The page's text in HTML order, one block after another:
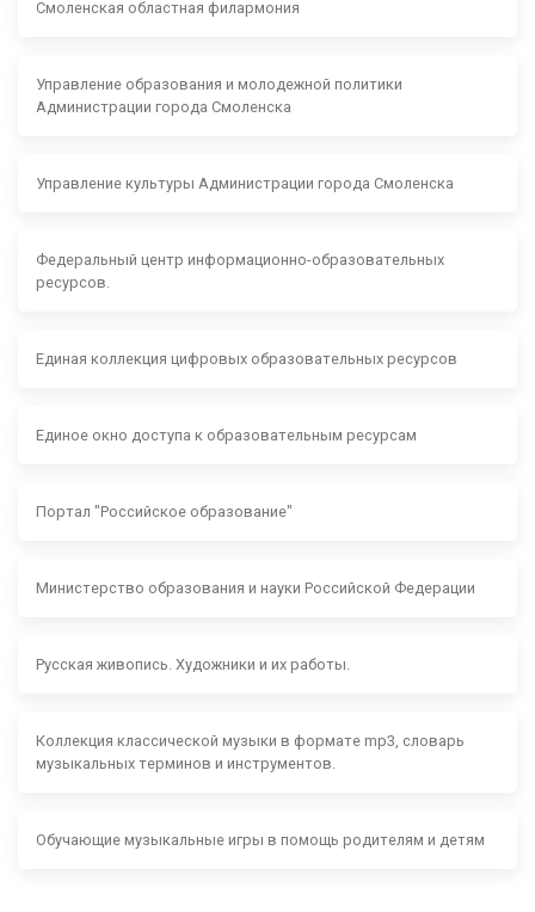
Смоленская областная филармония
Управление образования и молодежной политики
Администрации города Смоленска
Управление культуры Администрации города Смоленска
Федеральный центр информационно-образовательных
ресурсов.
Единая коллекция цифровых образовательных ресурсов
Единое окно доступа к образовательным ресурсам
Портал "Российское образование"
Министерство образования и науки Российской Федерации
Русская живопись. Художники и их работы.
Коллекция классической музыки в формате mp3, словарь
музыкальных терминов и инструментов.
Обучающие музыкальные игры в помощь родителям и детям